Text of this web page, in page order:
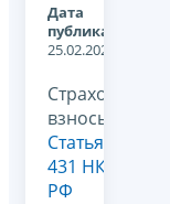
Дата
публикации:
25.02.2026
Страховые
взносы,
Статья
431 НК
РФ